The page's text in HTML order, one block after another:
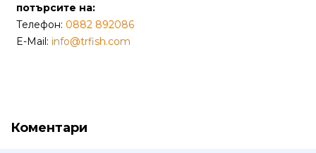
Дизайн
от
Weberest
потърсите на:
Телефон: 0882 892086
E-Mail: info@trfish.com
Коментари